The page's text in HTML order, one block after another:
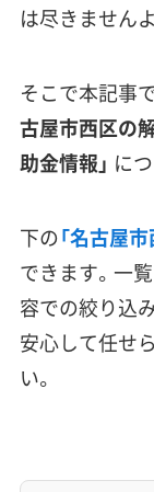
は尽きません
そこで本記事
古屋市西区の
助金情報」 に
下の「名古屋
できます。一覧
容での絞り込
安心して任せ
い。